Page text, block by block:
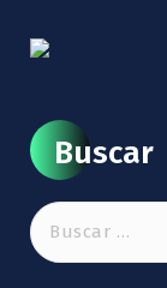
Buscar
Buscar: